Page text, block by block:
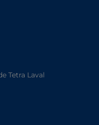
Tetra Laval